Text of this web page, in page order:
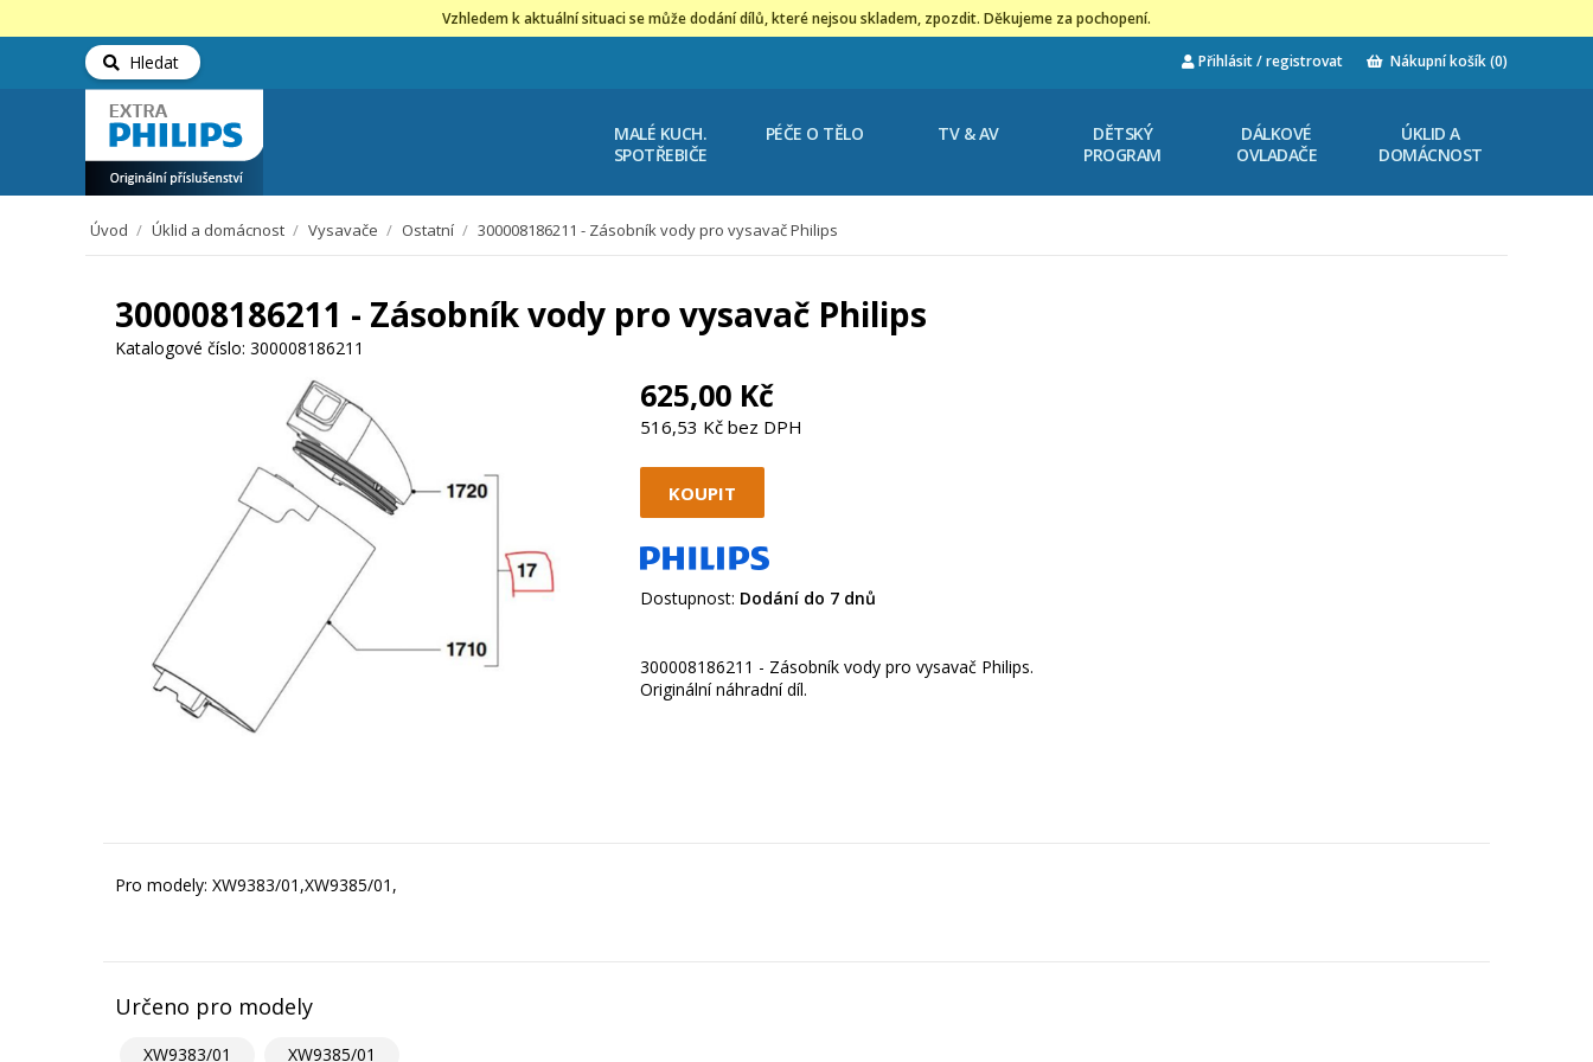
Vzhledem k aktuální situaci se může dodání dílů, které nejsou skladem, zpozdit. Děkujeme za pochopení.
Hledat Přihlásit / registrovat Nákupní košík(0)
MALÉ KUCH.
SPOTŘEBIČE
PÉČE O TĚLO TV & AV
DĚTSKÝ
PROGRAM
DÁLKOVÉ
OVLADAČE
ÚKLID A
DOMÁCNOST
Úvod / Úklid a domácnost / Vysavače / Ostatní / 300008186211 - Zásobník vody pro vysavač Philips
300008186211 - Zásobník vody pro vysavač Philips
Katalogové číslo: 300008186211
625,00 Kč
516,53 Kč bez DPH
Dostupnost: Dodání do 7 dnů
300008186211 - Zásobník vody pro vysavač Philips.
Originální náhradní díl.
Pro modely: XW9383/01,XW9385/01,
Určeno pro modely
XW9383/01 XW9385/01